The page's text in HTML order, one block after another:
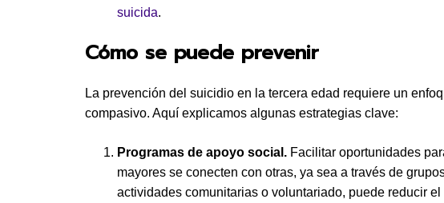
suicida.
Cómo se puede prevenir
La prevención del suicidio en la tercera edad requiere un
compasivo. Aquí explicamos algunas estrategias clave:
Programas de apoyo social. Facilitar oportunidades
mayores se conecten con otras, ya sea a través de
actividades comunitarias o voluntariado, puede reducir